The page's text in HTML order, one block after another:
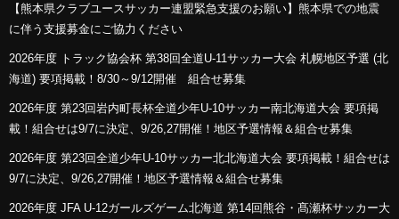
【熊本県クラブユースサッカー連盟緊急支援のお願い】熊本県での地震
に伴う支援募金にご協力ください
2026年度 トラック協会杯 第38回全道U-11サッカー大会 札幌地区予選 (北
海道) 要項掲載！8/30～9/12開催 組合せ募集
2026年度 第23回岩内町長杯全道少年U-10サッカー南北海道大会 要項掲
載！組合せは9/7に決定、9/26,27開催！地区予選情報＆組合せ募集
2026年度 第23回全道少年U-10サッカー北北海道大会 要項掲載！組合せは
9/7に決定、9/26,27開催！地区予選情報＆組合せ募集
2026年度 JFA U-12ガールズゲーム北海道 第14回熊谷・髙瀬杯サッカー大